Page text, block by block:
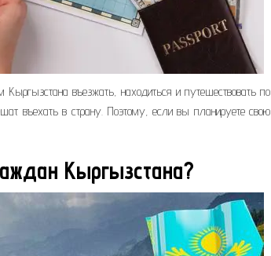
въезжать, находиться и путешествовать по
въехать в страну. Поэтому, если вы планируете свою
Кыргызстана?